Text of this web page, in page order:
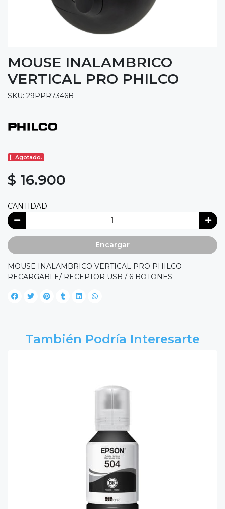
MOUSE INALAMBRICO
VERTICAL PRO PHILCO
SKU: 29PPR7346B
Agotado.
$ 16.900
CANTIDAD
Encargar
MOUSE INALAMBRICO VERTICAL PRO PHILCO
RECARGABLE/ RECEPTOR USB / 6 BOTONES
También Podría Interesarte